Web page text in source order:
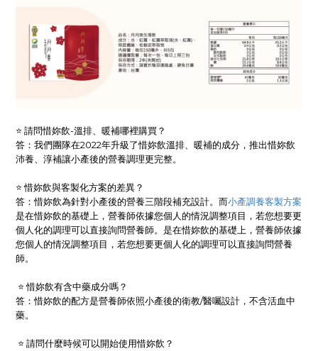
⭐ 請問惜妳飲-溫排、暖補哪裡購買？
答：我們團隊在2022年升級了惜妳飲溫排、暖補的成分，推出惜妳飲
沛養、淳補讓小產後的營養調理更完整。
⭐ 惜妳飲與客製化方案的差異？
答：惜妳飲為針對小產後的營養三階段補充設計。而小產調養客製方案
是在惜妳飲的基礎上，營養師依據您個人的情況調整項目，若您想要更
個人化的調理可以直接詢問營養師。是在惜妳飲的基礎上，營養師依據
您個人的情況調整項目，若您想要更個人化的調理可以直接詢問營養
師。
⭐ 惜妳飲有含中藥成分嗎？
答：惜妳飲的配方是營養師依照小產後的衛教/醫囑設計，不含活血中
藥。
⭐ 請問什麼時候可以開始使用惜妳飲？